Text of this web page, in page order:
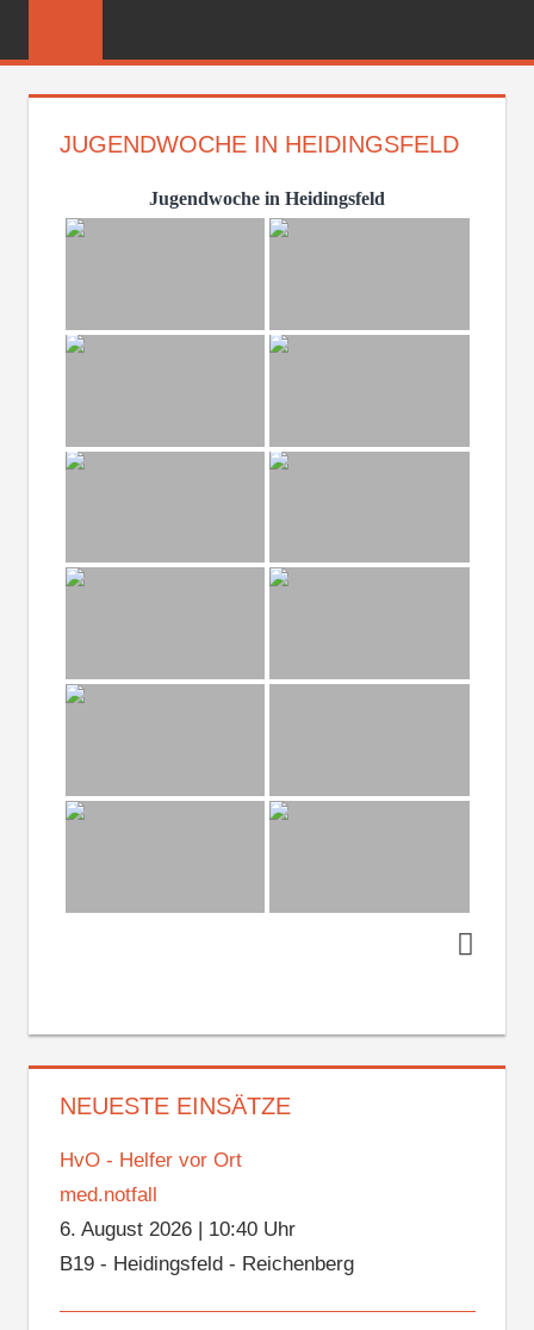
FEUERWEHR
JUGENDWOCHE IN HEIDINGSFELD
Jugendwoche in Heidingsfeld
NEUESTE EINSÄTZE
HvO - Helfer vor Ort
med.notfall
6. August 2026| 10:40 Uhr
B19 - Heidingsfeld - Reichenberg